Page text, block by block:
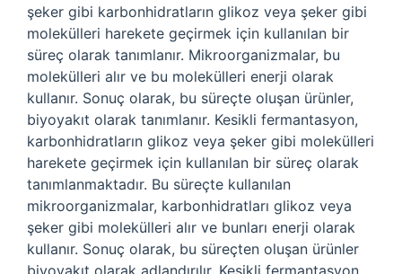
şeker gibi karbonhidratların glikoz veya şeker gibi
molekülleri harekete geçirmek için kullanılan bir
süreç olarak tanımlanır. Mikroorganizmalar, bu
molekülleri alır ve bu molekülleri enerji olarak
kullanır. Sonuç olarak, bu süreçte oluşan ürünler,
biyoyakıt olarak tanımlanır. Kesikli fermantasyon,
karbonhidratların glikoz veya şeker gibi molekülleri
harekete geçirmek için kullanılan bir süreç olarak
tanımlanmaktadır. Bu süreçte kullanılan
mikroorganizmalar, karbonhidratları glikoz veya
şeker gibi molekülleri alır ve bunları enerji olarak
kullanır. Sonuç olarak, bu süreçten oluşan ürünler
biyoyakıt olarak adlandırılır. Kesikli fermantasyon,